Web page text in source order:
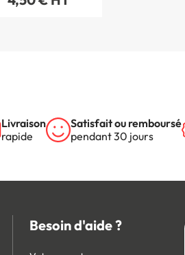
Livraison
rapide
Satisfait ou remboursé
pendant 30 jours
Besoin d'aide ?